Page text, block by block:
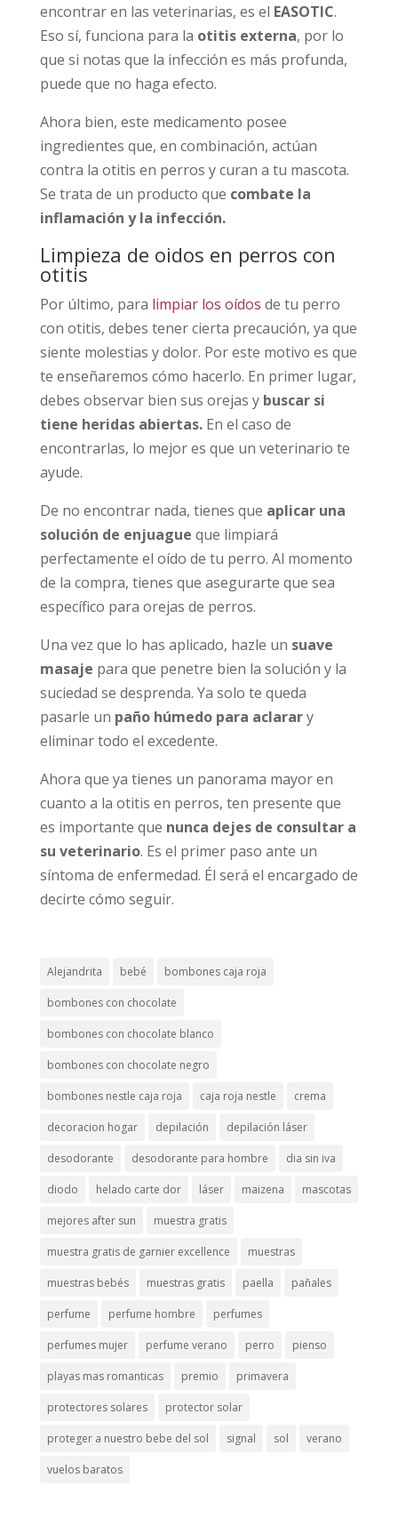
encontrar en las veterinarias, es el EASOTIC.
Eso sí, funciona para la otitis externa, por lo
que si notas que la infección es más profunda,
puede que no haga efecto.
Ahora bien, este medicamento posee
ingredientes que, en combinación, actúan
contra la otitis en perros y curan a tu mascota.
Se trata de un producto que combate la
inflamación y la infección.
Limpieza de oidos en perros con
otitis
Por último, para limpiar los oídos de tu perro
con otitis, debes tener cierta precaución, ya que
siente molestias y dolor. Por este motivo es que
te enseñaremos cómo hacerlo. En primer lugar,
debes observar bien sus orejas y buscar si
tiene heridas abiertas.En el caso de
encontrarlas, lo mejor es que un veterinario te
ayude.
De no encontrar nada, tienes que aplicar una
solución de enjuague que limpiará
perfectamente el oído de tu perro. Al momento
de la compra, tienes que asegurarte que sea
específico para orejas de perros.
Una vez que lo has aplicado, hazle un suave
masaje para que penetre bien la solución y la
suciedad se desprenda. Ya solo te queda
pasarle un paño húmedo para aclarary
eliminar todo el excedente.
Ahora que ya tienes un panorama mayor en
cuanto a la otitis en perros, ten presente que
es importante que nunca dejes de consultar a
su veterinario. Es el primer paso ante un
síntoma de enfermedad. Él será el encargado de
decirte cómo seguir.
Alejandrita bebé bombones caja roja
bombones con chocolate
bombones con chocolate blanco
bombones con chocolate negro
bombones nestle caja roja caja roja nestle crema
decoracion hogar depilación depilación láser
desodorante desodorante para hombre dia sin iva
diodo helado carte dor láser maizena mascotas
mejores after sun muestra gratis
muestra gratis de garnier excellence muestras
muestras bebés muestras gratis paella pañales
perfume perfume hombre perfumes
perfumes mujer perfume verano perro pienso
playas mas romanticas premio primavera
protectores solares protector solar
proteger a nuestro bebe del sol signal sol verano
vuelos baratos